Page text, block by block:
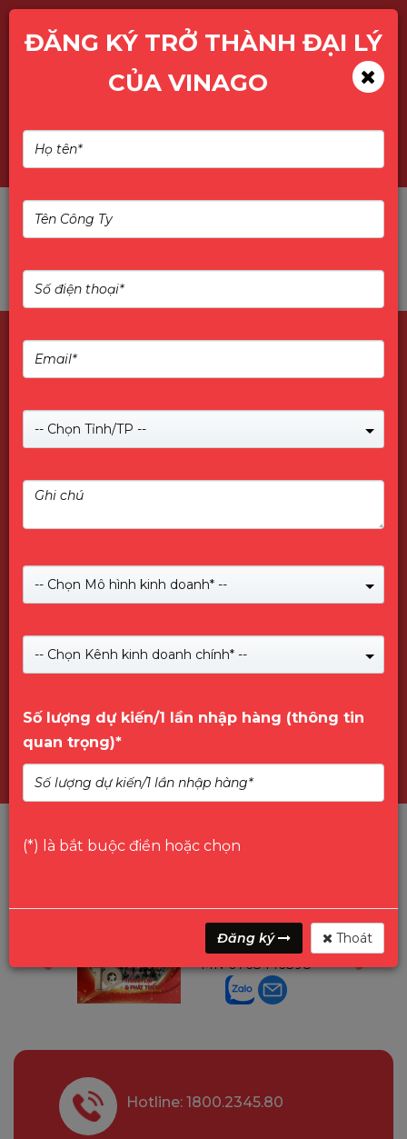
TÌM KIẾM SẢN PHẨM
Mr Gon
Trưởng P.Bảo Hành
MN 0768446898
Hotline: 1800.2345.80
ĐĂNG KÝ TRỞ THÀNH ĐẠI LÝ
CỦA VINAGO
-- Chọn Tỉnh/TP --
-- Chọn Mô hình kinh doanh* --
-- Chọn Kênh kinh doanh chính* --
Số lượng dự kiến/1 lần nhập hàng (thông tin
quan trọng)*
(*) là bắt buộc điền hoặc chọn
Đăng ký Thoát